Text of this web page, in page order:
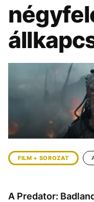
KÖZÉLET
ÉLETMÓD
BESZÉLGETÉSEK
VIDEÓ
FILM + SOROZAT
A Predator: